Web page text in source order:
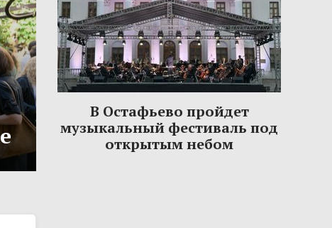
В Остафьево пройдет
музыкальный фестиваль под
открытым небом